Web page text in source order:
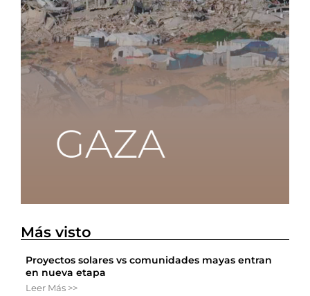
Más visto
Proyectos solares vs comunidades mayas entran
en nueva etapa
Leer Más >>